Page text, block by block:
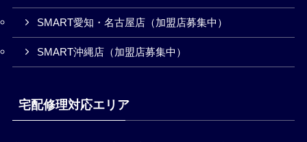
SMART愛知・名古屋店（加盟店募集中）
SMART沖縄店（加盟店募集中）
宅配修理対応エリア